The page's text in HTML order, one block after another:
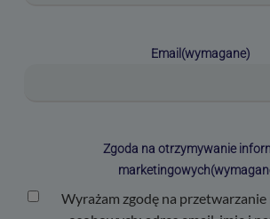
Email (wymagane)
Zgoda na otrzymywanie
marketingowych
Wyrażam zgodę na